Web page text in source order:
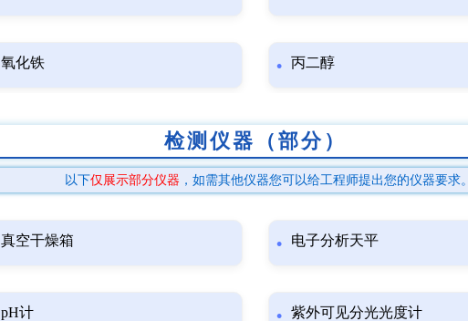
氧化铁 丙二醇
检测仪器（部分）
以下仅展示部分仪器 ，如需其他仪器您可以给工程师提出您的仪器要求。
真空干燥箱 电子分析天平
pH计 紫外可见分光光度计